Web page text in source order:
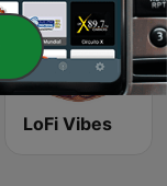
LoFi Vibes